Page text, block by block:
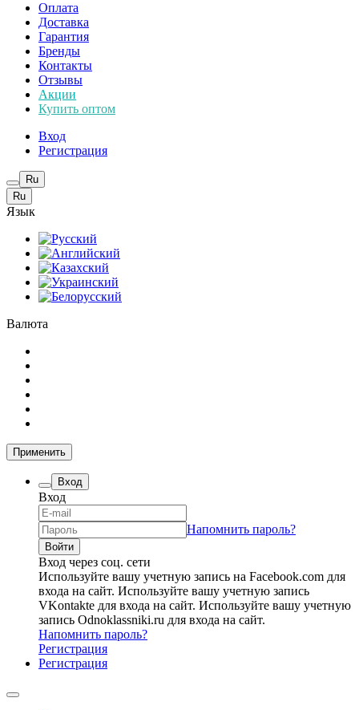
Оплата
Доставка
Гарантия
Бренды
Контакты
Отзывы
Акции
Купить оптом
Вход
Регистрация
Ru
Ru
Язык
Валюта
Применить
Вход
Вход
Напомнить пароль?
Вход через соц. сети
Используйте вашу учетную запись на Facebook.com для
входа на сайт. Используйте вашу учетную запись
VKontakte для входа на сайт. Используйте вашу учетную
запись Odnoklassniki.ru для входа на сайт.
Напомнить пароль?
Регистрация
Регистрация